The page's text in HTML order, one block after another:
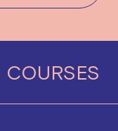
COURSES